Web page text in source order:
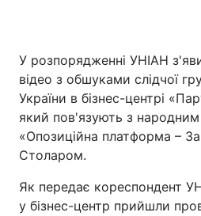
У розпорядженні УНІАН
відео з обшуками слідчої
України в бізнес-центрі
який пов'язують з народним
«Опозиційна платформа –
Столаром.
Як передає кореспондент
у бізнес-центр прийшли